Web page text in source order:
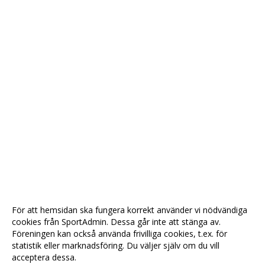
För att hemsidan ska fungera korrekt använder vi nödvändiga
cookies från SportAdmin. Dessa går inte att stänga av.
Föreningen kan också använda frivilliga cookies, t.ex. för
statistik eller marknadsföring. Du väljer själv om du vill
acceptera dessa.